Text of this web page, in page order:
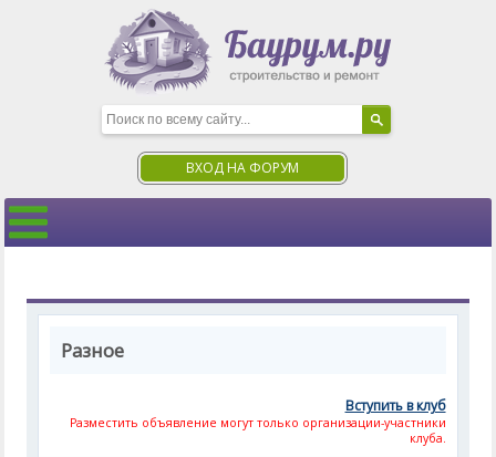
ВХОД НА ФОРУМ
Разное
Вступить в клуб
Разместить объявление могут только организации-участники
клуба.